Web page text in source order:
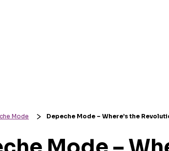
Mode Depeche Mode – Where’s the